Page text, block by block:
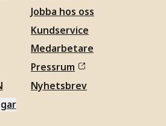
Jobba hos oss
Kundservice
Medarbetare
Pressrum
Nyhetsbrev